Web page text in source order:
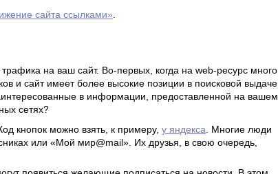
сайта ссылками»
на ваш сайт. Во-первых, когда на web-ресурс много
и сайт имеет более высокие позиции в поисковой выдаче.
в информации, предоставленной на вашем
сетях?
кнопок можно взять, к примеру, у яндекса . Многие люди
или «Мой мир@mail». Их друзья, в свою очередь,